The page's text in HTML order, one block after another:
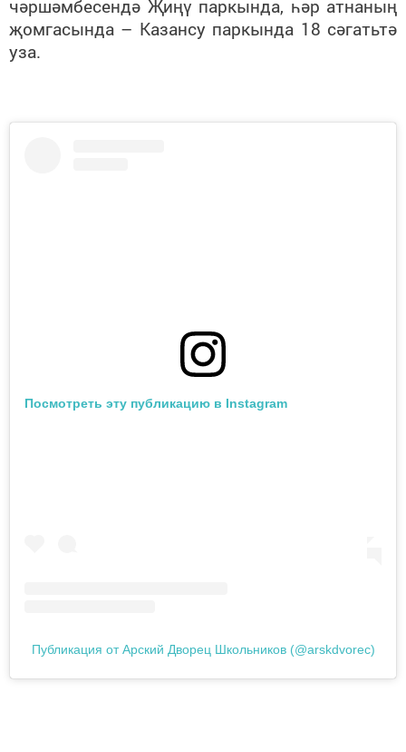
чәршәмбесендә Җиңү паркында, һәр атнаның
җомгасында – Казансу паркында 18 сәгатьтә
уза.
Посмотреть эту публикацию в Instagram
Публикация от Арский Дворец Школьников (@arskdvorec)